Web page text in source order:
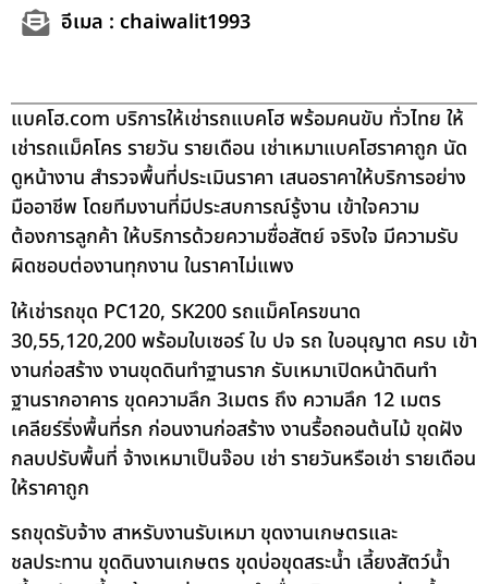
อีเมล : chaiwalit1993
แบคโฮ.com บริการให้เช่ารถแบคโฮ พร้อมคนขับ ทั่วไทย ให้
เช่ารถแม็คโคร รายวัน รายเดือน เช่าเหมาแบคโฮราคาถูก นัด
ดูหน้างาน สำรวจพื้นที่ประเมินราคา เสนอราคาให้บริการอย่าง
มืออาชีพ โดยทีมงานที่มีประสบการณ์รู้งาน เข้าใจความ
ต้องการลูกค้า ให้บริการด้วยความซื่อสัตย์ จริงใจ มีความรับ
ผิดชอบต่องานทุกงาน ในราคาไม่แพง
ให้เช่ารถขุด PC120, SK200 รถแม็คโครขนาด
30,55,120,200 พร้อมใบเซอร์ ใบ ปจ รถ ใบอนุญาต ครบ เข้า
งานก่อสร้าง งานขุดดินทำฐานราก รับเหมาเปิดหน้าดินทำ
ฐานรากอาคาร ขุดความลึก 3เมตร ถึง ความลึก 12 เมตร
เคลียร์ริ่งพื้นที่รก ก่อนงานก่อสร้าง งานรื้อถอนต้นไม้ ขุดฝัง
กลบปรับพื้นที่ จ้างเหมาเป็นจ๊อบ เช่า รายวันหรือเช่า รายเดือน
ให้ราคาถูก
รถขุดรับจ้าง สาหรับงานรับเหมา ขุดงานเกษตรและ
ชลประทาน ขุดดินงานเกษตร ขุดบ่อขุดสระน้ำ เลี้ยงสัตว์น้ำ